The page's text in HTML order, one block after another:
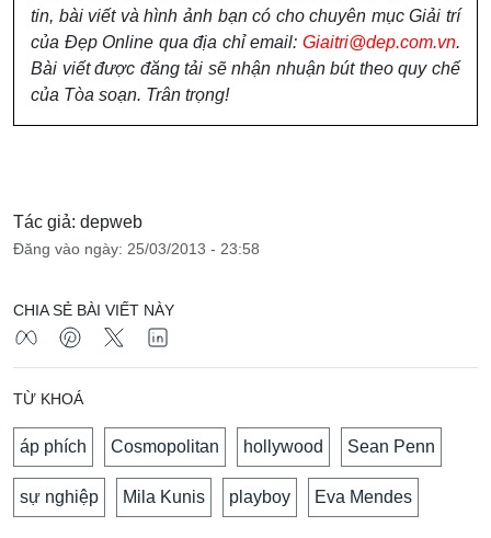
tin, bài viết và hình ảnh bạn có cho chuyên mục Giải trí
của Đẹp Online qua địa chỉ email: Giaitri@dep.com.vn.
Bài viết được đăng tải sẽ nhận nhuận bút theo quy chế
của Tòa soạn. Trân trọng!
Tác giả: depweb
Đăng vào ngày: 25/03/2013 - 23:58
CHIA SẺ BÀI VIẾT NÀY
TỪ KHOÁ
áp phích Cosmopolitan hollywood Sean Penn
sự nghiệp Mila Kunis playboy Eva Mendes